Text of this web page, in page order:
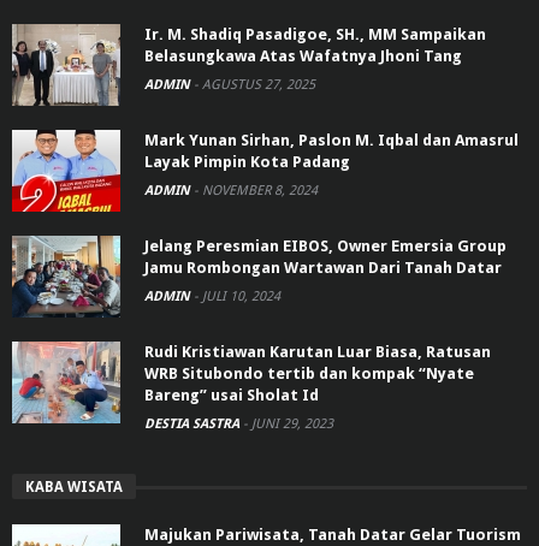
Ir. M. Shadiq Pasadigoe, SH., MM Sampaikan
Belasungkawa Atas Wafatnya Jhoni Tang
ADMIN - AGUSTUS 27, 2025
Mark Yunan Sirhan, Paslon M. Iqbal dan Amasrul
Layak Pimpin Kota Padang
ADMIN - NOVEMBER 8, 2024
Jelang Peresmian EIBOS, Owner Emersia Group
Jamu Rombongan Wartawan Dari Tanah Datar
ADMIN - JULI 10, 2024
Rudi Kristiawan Karutan Luar Biasa, Ratusan
WRB Situbondo tertib dan kompak “Nyate
Bareng” usai Sholat Id
DESTIA SASTRA - JUNI 29, 2023
KABA WISATA
Majukan Pariwisata, Tanah Datar Gelar Tuorism